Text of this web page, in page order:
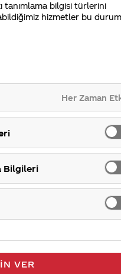
ederiz.
tanımlama bilgisi türlerini
hizmetler bu
Her Zaman
Bilgileri
VER